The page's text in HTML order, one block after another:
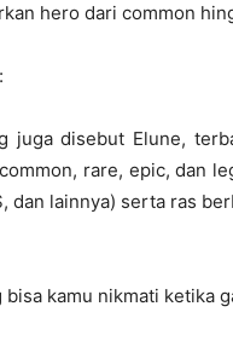
hero dari common
juga disebut Elune,
rare, epic, dan
dan lainnya) serta ras
kamu nikmati ketika